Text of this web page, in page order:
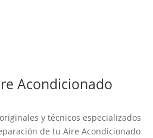
Acondicionado
y técnicos especializados
de tu Aire Acondicionado